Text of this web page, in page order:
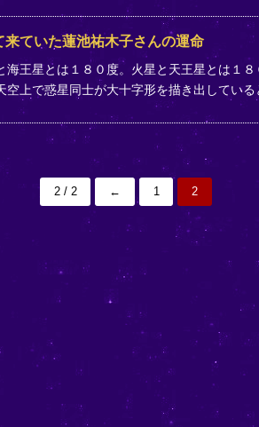
ていた蓮池祐木子さんの運命
王星とは１８０度。火星と天王星とは１８
上で惑星同士が大十字形を描き出している
2 / 2 ← 1 2